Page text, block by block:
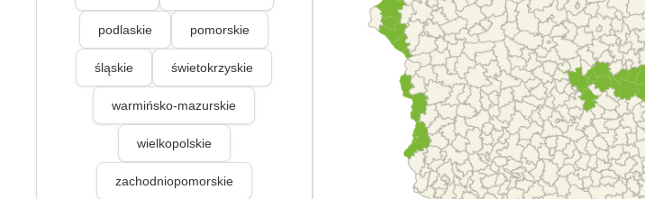
podlaskie pomorskie
śląskie świetokrzyskie
warmińsko-mazurskie
wielkopolskie
zachodniopomorskie